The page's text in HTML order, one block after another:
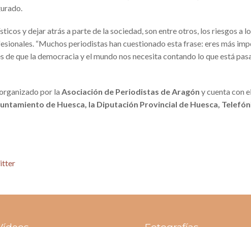
y dejar atrás a parte de la sociedad, son entre otros, los riesgos a
“Muchos periodistas han cuestionado esta frase: eres más
que la democracia y el mundo nos necesita contando lo que está
por la Asociación de Periodistas de Aragón y cuenta con el
de Huesca, la Diputación Provincial de Huesca,